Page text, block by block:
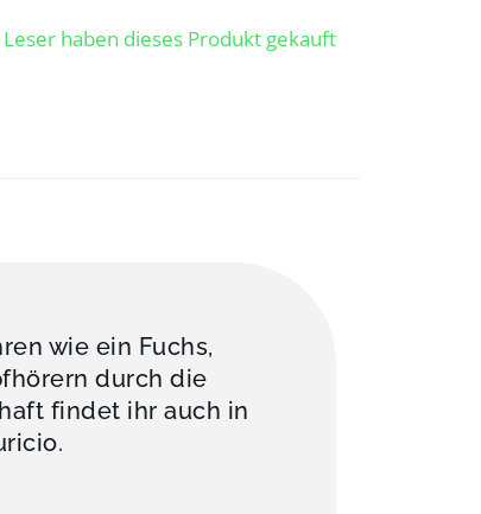
Leser haben dieses Produkt gekauft
wie ein Fuchs,
durch die
findet ihr auch in